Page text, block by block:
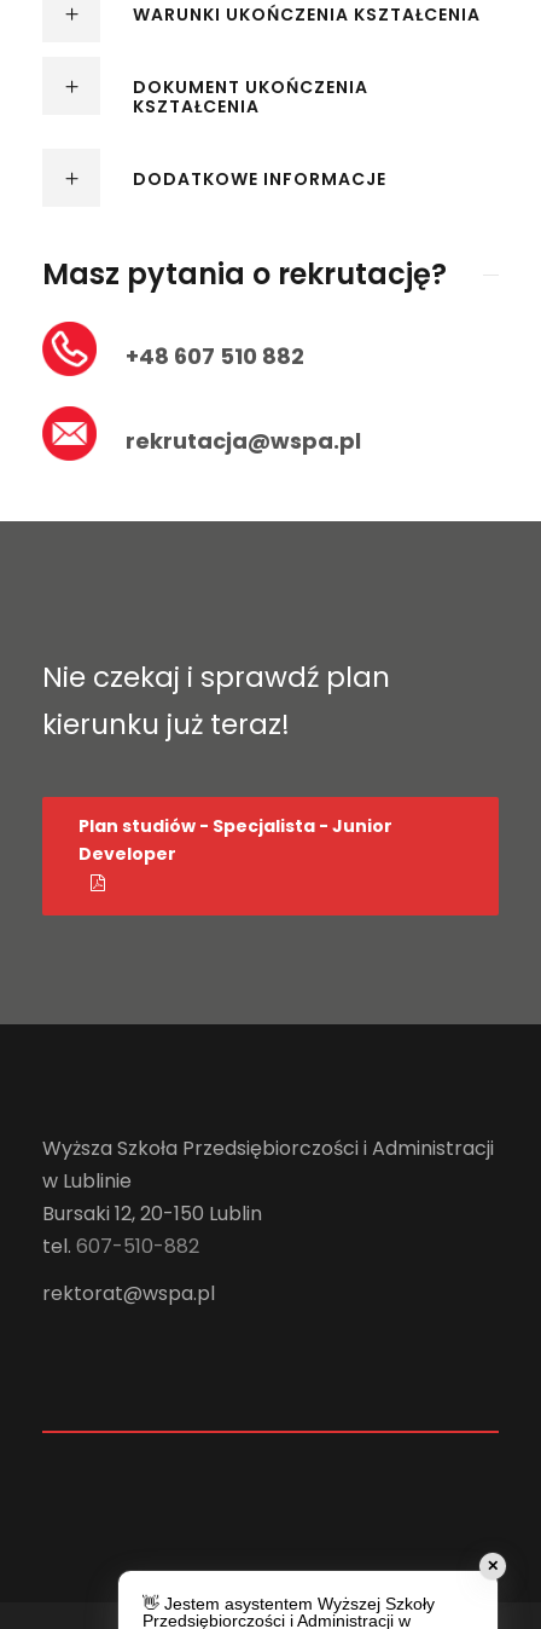
semestralnie!
WARUNKI UKOŃCZENIA KSZTAŁCENIA
DOKUMENT UKOŃCZENIA
KSZTAŁCENIA
DODATKOWE INFORMACJE
Masz pytania o rekrutację?
+48 607 510 882
rekrutacja@wspa.pl
Nie czekaj i sprawdź plan
kierunku już teraz!
Plan studiów - Specjalista - Junior
Developer
Wyższa Szkoła Przedsiębiorczości i Administracji
w Lublinie
Bursaki 12, 20-150 Lublin
tel. 607-510-882
rektorat@wspa.pl
✕
👋 Jestem asystentem Wyższej Szkoły
Przedsiębiorczości i Administracji w